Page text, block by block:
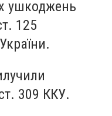
ушкоджень
125
309 ККУ.